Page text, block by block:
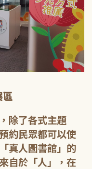
區
除了各式主題
約民眾都可以使
真人圖書館」的
自於「人」，在